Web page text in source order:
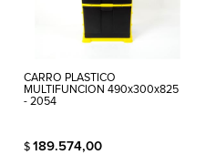
CARRO PLASTICO
MULTIFUNCION 490x300x825
- 2054
$ 189.574,00